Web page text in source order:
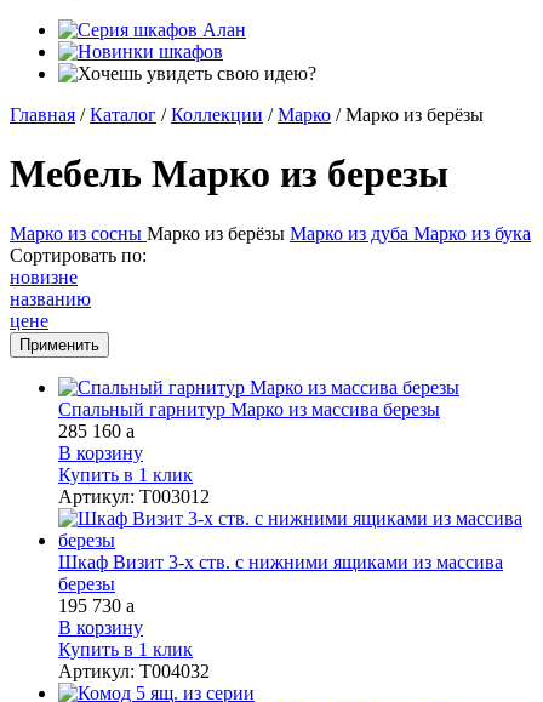
Главная / Каталог / Коллекции / Марко / Марко из берёзы
Мебель Марко из березы
Марко из сосны Марко из берёзы Марко из дуба Марко из бука
Сортировать по:
новизне
названию
цене
Спальный гарнитур Марко из массива березы
285 160 a
В корзину
Купить в 1 клик
Артикул: Т003012
Шкаф Визит 3-х ств. с нижними ящиками из массива
березы
195 730 a
В корзину
Купить в 1 клик
Артикул: Т004032